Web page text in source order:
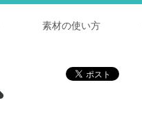
素材の使い方